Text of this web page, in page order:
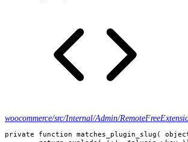
woocommerce/src/Internal/Admin/
private function matches_plugin_slug(